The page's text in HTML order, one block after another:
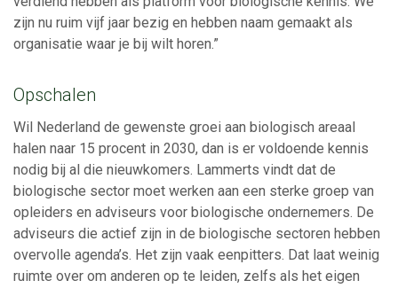
zijn nu ruim vijf jaar bezig en hebben naam gemaakt als
organisatie waar je bij wilt horen.”
Opschalen
Wil Nederland de gewenste groei aan biologisch areaal
halen naar 15 procent in 2030, dan is er voldoende kennis
nodig bij al die nieuwkomers. Lammerts vindt dat de
biologische sector moet werken aan een sterke groep van
opleiders en adviseurs voor biologische ondernemers. De
adviseurs die actief zijn in de biologische sectoren hebben
overvolle agenda’s. Het zijn vaak eenpitters. Dat laat weinig
ruimte over om anderen op te leiden, zelfs als het eigen